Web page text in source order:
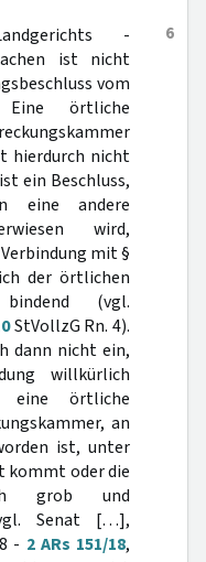
6
-
ist nicht
vom
örtliche
hierdurch nicht
ein Beschluss,
eine andere
wird,
mit §
der örtlichen
bindend (vgl.
StVollzG Rn. 4).
dann nicht ein,
willkürlich
eine örtliche
an
ist, unter
kommt oder die
grob und
Senat […],
- 2 ARs 151/18,